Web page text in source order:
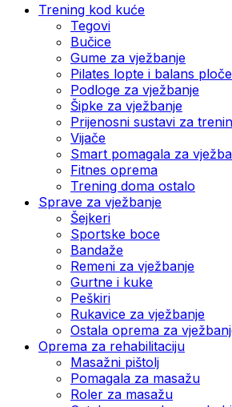
Trening kod kuće
Tegovi
Bučice
Gume za vježbanje
Pilates lopte i balans ploče
Podloge za vježbanje
Šipke za vježbanje
Prijenosni sustavi za
Vijače
Smart pomagala za
Fitnes oprema
Trening doma ostalo
Sprave za vježbanje
Šejkeri
Sportske boce
Bandaže
Remeni za vježbanje
Gurtne i kuke
Peškiri
Rukavice za vježbanje
Ostala oprema za
Oprema za rehabilitaciju
Masažni pištolj
Pomagala za masažu
Roler za masažu